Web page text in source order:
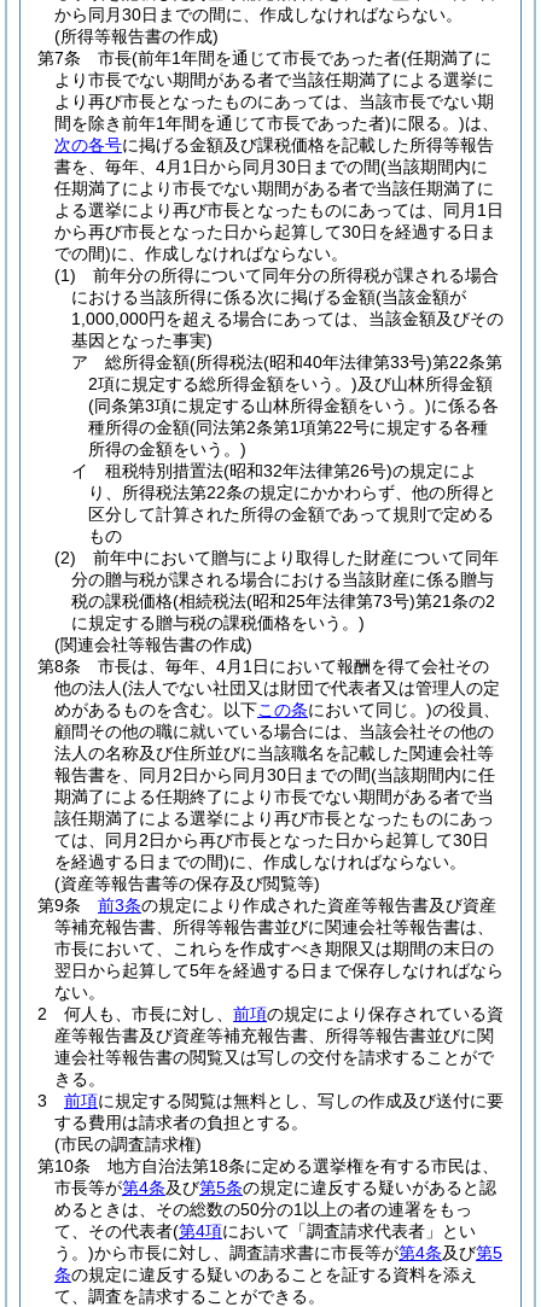
から同月30日までの間に、作成しなければならない。
(所得等報告書の作成)
第7条
市長(前年1年間を通じて市長であった者(任期満了に
より市長でない期間がある者で当該任期満了による選挙に
より再び市長となったものにあっては、当該市長でない期
間を除き前年1年間を通じて市長であった者)に限る。)は、
次の各号に掲げる金額及び課税価格を記載した所得等報告
書を、毎年、4月1日から同月30日までの間(当該期間内に
任期満了により市長でない期間がある者で当該任期満了に
よる選挙により再び市長となったものにあっては、同月1日
から再び市長となった日から起算して30日を経過する日ま
での間)に、作成しなければならない。
(1)
前年分の所得について同年分の所得税が課される場合
における当該所得に係る次に掲げる金額(当該金額が
1,000,000円を超える場合にあっては、当該金額及びその
基因となった事実)
ア
総所得金額(所得税法(昭和40年法律第33号)第22条第
2項に規定する総所得金額をいう。)及び山林所得金額
(同条第3項に規定する山林所得金額をいう。)に係る各
種所得の金額(同法第2条第1項第22号に規定する各種
所得の金額をいう。)
イ
租税特別措置法(昭和32年法律第26号)の規定によ
り、所得税法第22条の規定にかかわらず、他の所得と
区分して計算された所得の金額であって規則で定める
もの
(2)
前年中において贈与により取得した財産について同年
分の贈与税が課される場合における当該財産に係る贈与
税の課税価格(相続税法(昭和25年法律第73号)第21条の2
に規定する贈与税の課税価格をいう。)
(関連会社等報告書の作成)
第8条
市長は、毎年、4月1日において報酬を得て会社その
他の法人(法人でない社団又は財団で代表者又は管理人の定
めがあるものを含む。以下この条において同じ。)の役員、
顧問その他の職に就いている場合には、当該会社その他の
法人の名称及び住所並びに当該職名を記載した関連会社等
報告書を、同月2日から同月30日までの間(当該期間内に任
期満了による任期終了により市長でない期間がある者で当
該任期満了による選挙により再び市長となったものにあっ
ては、同月2日から再び市長となった日から起算して30日
を経過する日までの間)に、作成しなければならない。
(資産等報告書等の保存及び閲覧等)
第9条
前3条の規定により作成された資産等報告書及び資産
等補充報告書、所得等報告書並びに関連会社等報告書は、
市長において、これらを作成すべき期限又は期間の末日の
翌日から起算して5年を経過する日まで保存しなければなら
ない。
2
何人も、市長に対し、 前項の規定により保存されている資
産等報告書及び資産等補充報告書、所得等報告書並びに関
連会社等報告書の閲覧又は写しの交付を請求することがで
きる。
3
前項に規定する閲覧は無料とし、写しの作成及び送付に要
する費用は請求者の負担とする。
(市民の調査請求権)
第10条
地方自治法第18条に定める選挙権を有する市民は、
市長等が第4条及び第5条の規定に違反する疑いがあると認
めるときは、その総数の50分の1以上の者の連署をもっ
て、その代表者(第4項において「調査請求代表者」とい
う。)から市長に対し、調査請求書に市長等が第4条及び第5
条の規定に違反する疑いのあることを証する資料を添え
て、調査を請求することができる。